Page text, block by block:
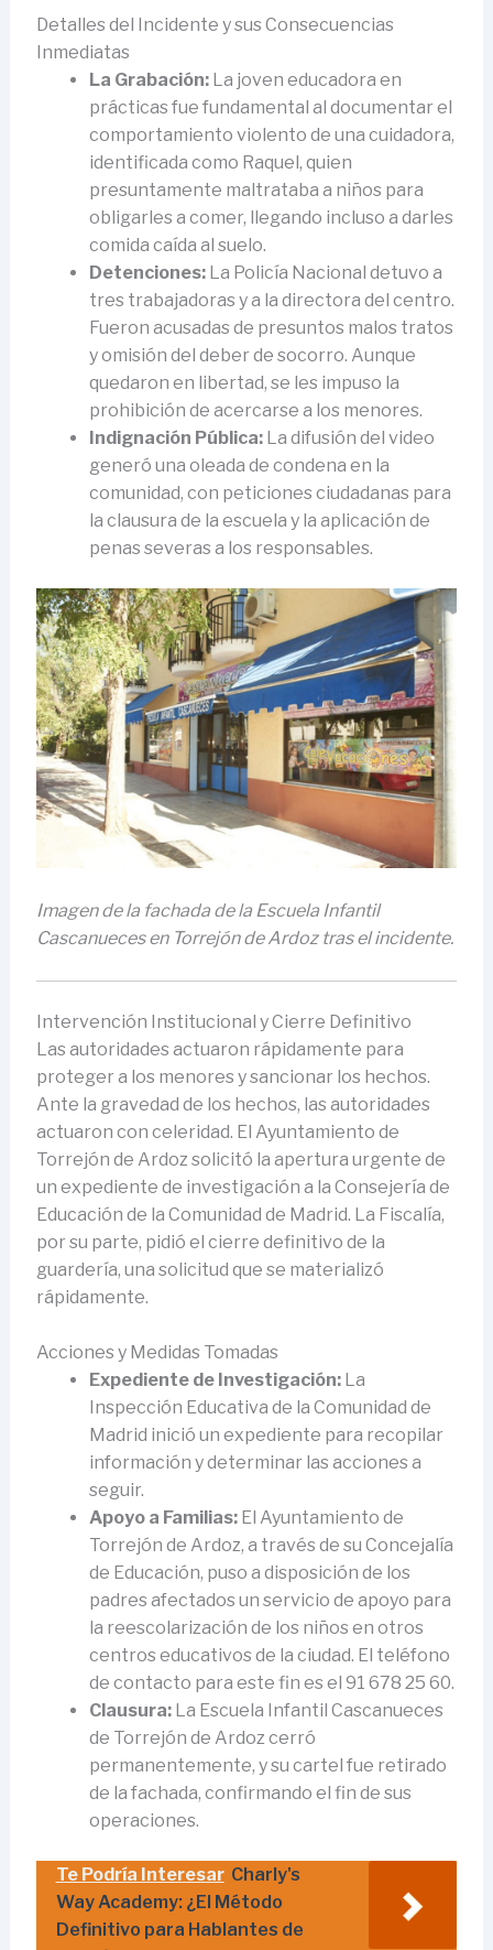
Detalles del Incidente y sus Consecuencias
Inmediatas
La Grabación:La joven educadora en
prácticas fue fundamental al documentar el
comportamiento violento de una cuidadora,
identificada como Raquel, quien
presuntamente maltrataba a niños para
obligarles a comer, llegando incluso a darles
comida caída al suelo.
Detenciones:La Policía Nacional detuvo a
tres trabajadoras y a la directora del centro.
Fueron acusadas de presuntos malos tratos
y omisión del deber de socorro. Aunque
quedaron en libertad, se les impuso la
prohibición de acercarse a los menores.
Indignación Pública:La difusión del video
generó una oleada de condena en la
comunidad, con peticiones ciudadanas para
la clausura de la escuela y la aplicación de
penas severas a los responsables.
Imagen de la fachada de la Escuela Infantil
Cascanueces en Torrejón de Ardoz tras el incidente.
Intervención Institucional y Cierre Definitivo
Las autoridades actuaron rápidamente para
proteger a los menores y sancionar los hechos.
Ante la gravedad de los hechos, las autoridades
actuaron con celeridad. El Ayuntamiento de
Torrejón de Ardoz solicitó la apertura urgente de
un expediente de investigación a la Consejería de
Educación de la Comunidad de Madrid. La Fiscalía,
por su parte, pidió el cierre definitivo de la
guardería, una solicitud que se materializó
rápidamente.
Acciones y Medidas Tomadas
Expediente de Investigación:La
Inspección Educativa de la Comunidad de
Madrid inició un expediente para recopilar
información y determinar las acciones a
seguir.
Apoyo a Familias:El Ayuntamiento de
Torrejón de Ardoz, a través de su Concejalía
de Educación, puso a disposición de los
padres afectados un servicio de apoyo para
la reescolarización de los niños en otros
centros educativos de la ciudad. El teléfono
de contacto para este fin es el 91 678 25 60.
Clausura:La Escuela Infantil Cascanueces
de Torrejón de Ardoz cerró
permanentemente, y su cartel fue retirado
de la fachada, confirmando el fin de sus
operaciones.
Te Podría Interesar Charly's
Way Academy: ¿El Método
Definitivo para Hablantes de